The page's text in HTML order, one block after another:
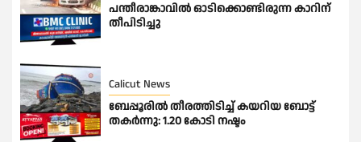
പന്തീരാങ്കാവിൽ ഓടിക്കൊണ്ടിരുന്ന കാറിന്
തീപിടിച്ചു
Calicut News
ബേപ്പൂരിൽ തീരത്തിടിച്ച് കയറിയ ബോട്ട്
തകർന്നു: 1.20 കോടി നഷ്ടം